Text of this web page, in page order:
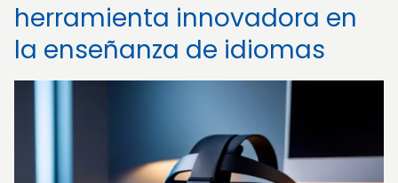
herramienta innovadora en
la enseñanza de idiomas